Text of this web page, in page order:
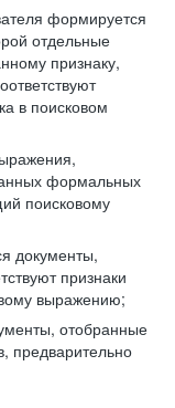
формируется
отдельные
признаку,
в поисковом
формальных
поисковому
документы,
признаки
выражению;
отобранные
предварительно